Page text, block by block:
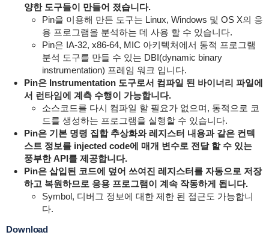
양한 도구들이 만들어 졌습니다.
Pin을 이용해 만든 도구는 Linux, Windows 및 OS X의 응
용 프로그램을 분석하는 데 사용 할 수 있습니다.
Pin은 IA-32, x86-64, MIC 아키텍처에서 동적 프로그램
분석 도구를 만들 수 있는 DBI(dynamic binary
instrumentation) 프레임 워크 입니다.
Pin은 Instrumentation 도구로서 컴파일 된 바이너리 파일에
서 런타임에 계측 수행이 가능합니다.
소스코드를 다시 컴파일 할 필요가 없으며, 동적으로 코
드를 생성하는 프로그램을 실행할 수 있습니다.
Pin은 기본 명령 집합 추상화와 레지스터 내용과 같은 컨텍
스트 정보를 injected code에 매개 변수로 전달 할 수 있는
풍부한 API를 제공합니다.
Pin은 삽입된 코드에 덮어 쓰여진 레지스터를 자동으로 저장
하고 복원하므로 응용 프로그램이 계속 작동하게 됩니다.
Symbol, 디버그 정보에 대한 제한 된 접근도 가능합니
다.
Download